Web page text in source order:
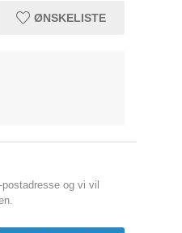
ØNSKELISTE
og vi vil